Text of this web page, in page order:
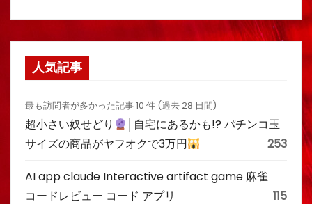
人気記事
最も訪問者が多かった記事 10 件 (過去 28 日間)
超小さい奴せどり
│自宅にあるかも!? パチンコ玉
サイズの商品がヤフオクで3万円
253
AI app claude Interactive artifact game 麻雀
コードレビュー コード アプリ
115